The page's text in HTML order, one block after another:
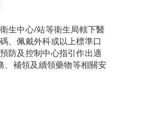
生中心/站等衛生局轄下醫
、佩戴外科或以上標準口
防及控制中心指引作出適
補領及續領藥物等相關安